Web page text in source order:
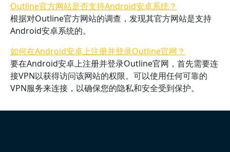
Outline官方网站是否支持Android安卓系统？
根据对Outline官方网站的调查，发现其官方网站是支持
Android安卓系统的。
如何在Android安卓上注册并登录Outline官网？
要在Android安卓上注册并登录Outline官网，首先需要连
接VPN以获得访问该网站的权限。可以使用任何可靠的
VPN服务来连接，以确保您的隐私和安全受到保护。